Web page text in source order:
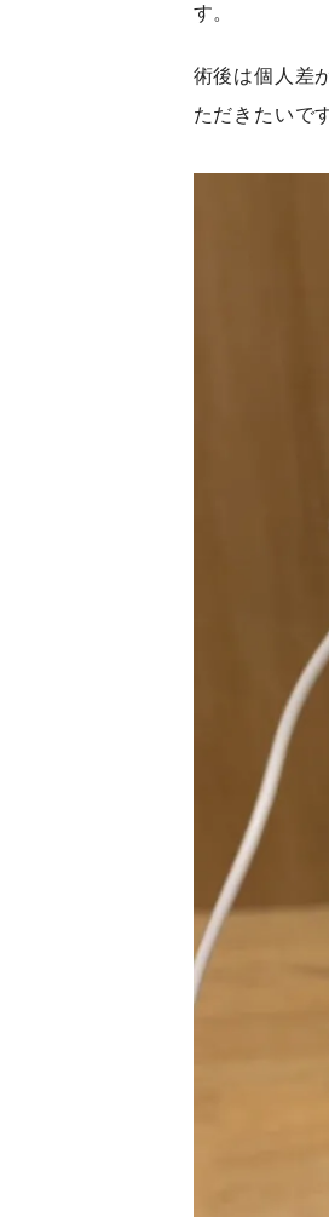
す。
術後は個人差
ただきたいで